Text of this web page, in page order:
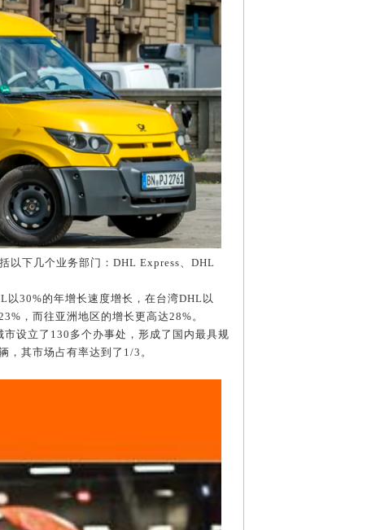
以下几个业务部门： DHL Express、 DHL
以30%的年增长速度增长，在台湾DHL 以
，而往亚洲地区的增长更高达28%。
市设立了 130 多个办事处，形成了国内最具规
，其市场占有率达到了 1/3 。